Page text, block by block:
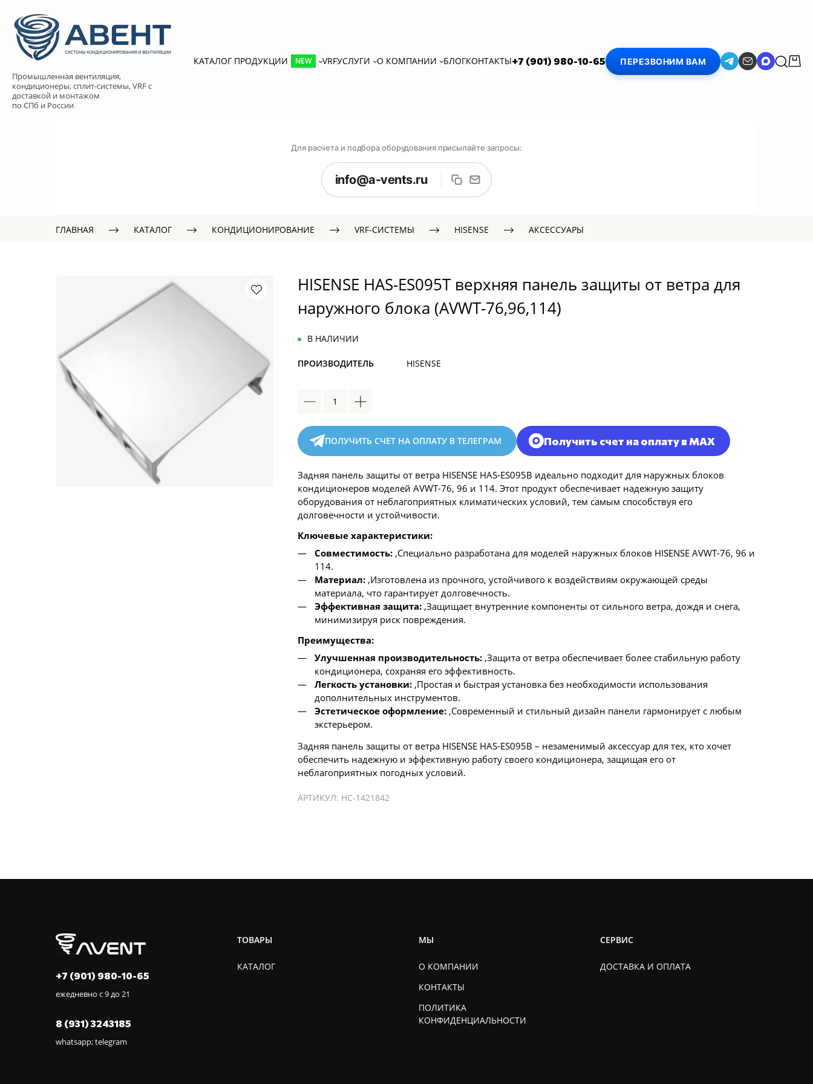
Промышленная вентиляция,
кондиционеры, сплит-системы, VRF с
доставкой и монтажом
по СПб и России
КАТАЛОГ ПРОДУКЦИИ NEW VRFУСЛУГИ О КОМПАНИИ БЛОГКОНТАКТЫ+7 (901) 980-10-65 ПЕРЕЗВОНИМ ВАМ
Для расчета и подбора оборудования присылайте запросы:
info@a-vents.ru
ГЛАВНАЯ КАТАЛОГ КОНДИЦИОНИРОВАНИЕ VRF-СИСТЕМЫ HISENSE АКСЕССУАРЫ
HISENSE HAS-ES095T верхняя панель защиты от ветра для
наружного блока (AVWT-76,96,114)
В НАЛИЧИИ
ПРОИЗВОДИТЕЛЬ HISENSE
ПОЛУЧИТЬ СЧЕТ НА ОПЛАТУ В ТЕЛЕГРАМ Получить счет на оплату в MAX
Задняя панель защиты от ветра HISENSE HAS-ES095B идеально подходит для наружных блоков
кондиционеров моделей AVWT-76, 96 и 114. Этот продукт обеспечивает надежную защиту
оборудования от неблагоприятных климатических условий, тем самым способствуя его
долговечности и устойчивости.
Ключевые характеристики:
Совместимость:,Специально разработана для моделей наружных блоков HISENSE AVWT-76, 96 и
114.
Материал:,Изготовлена из прочного, устойчивого к воздействиям окружающей среды
материала, что гарантирует долговечность.
Эффективная защита:,Защищает внутренние компоненты от сильного ветра, дождя и снега,
минимизируя риск повреждения.
Преимущества:
Улучшенная производительность:,Защита от ветра обеспечивает более стабильную работу
кондиционера, сохраняя его эффективность.
Легкость установки:,Простая и быстрая установка без необходимости использования
дополнительных инструментов.
Эстетическое оформление:,Современный и стильный дизайн панели гармонирует с любым
экстерьером.
Задняя панель защиты от ветра HISENSE HAS-ES095B – незаменимый аксессуар для тех, кто хочет
обеспечить надежную и эффективную работу своего кондиционера, защищая его от
неблагоприятных погодных условий.
АРТИКУЛ: НС-1421842
+7 (901) 980-10-65
ежедневно с 9 до 21
8 (931) 3243185
whatsapp; telegram
ТОВАРЫ
КАТАЛОГ
МЫ
О КОМПАНИИ
КОНТАКТЫ
ПОЛИТИКА
КОНФИДЕНЦИАЛЬНОСТИ
СЕРВИС
ДОСТАВКА И ОПЛАТА